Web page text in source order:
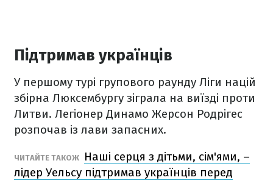
Підтримав українців
У першому турі групового раунду Ліги націй
збірна Люксембургу зіграла на виїзді проти
Литви. Легіонер Динамо Жерсон Родрігес
розпочав із лави запасних.
ЧИТАЙТЕ ТАКОЖ
Наші серця з дітьми, сім'ями, –
лідер Уельсу підтримав українців перед